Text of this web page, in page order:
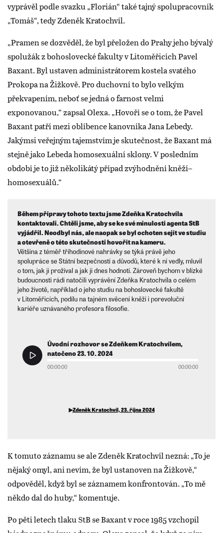
vyprávěl podle svazku „Florián“ také tajný spolupracovník
„Tomáš“, tedy Zdeněk Kratochvíl.
„Pramen se dozvěděl, že byl přeložen do Prahy jeho bývalý
spolužák z bohoslovecké fakulty v Litoměřicích Pavel
Baxant. Byl ustaven administrátorem kostela svatého
Prokopa na Žižkově. Pro duchovní to bylo velkým
překvapením, neboť se jedná o farnost velmi
exponovanou,“ zapsal Olexa. „Hovoří se o tom, že Pavel
Baxant patří mezi oblíbence kanovníka Jana Lebedy.
Jakýmsi veřejným tajemstvím je skutečnost, že Baxant má
stejně jako Lebeda homosexuální sklony. V posledním
období je to již několikátý případ zvýhodnění kněží–
homosexuálů.“
Během přípravy tohoto textu jsme Zdeňka Kratochvíla
kontaktovali. Chtěli jsme, aby se ke své minulosti agenta StB
vyjádřil. Neodbyl nás, ale naopak se byl ochoten sejít ve studiu
a otevřeně o této skutečnosti hovořit na kameru.
Většina z téměř tříhodinové nahrávky se týká právě jeho
spolupráce se Státní bezpečností a důvodů, které k ní vedly, mluvil
o tom, jak ji prožíval a jak ji dnes hodnotí. Zároveň bychom v blízké
budoucnosti rádi natočili vyprávění Zdeňka Kratochvíla o celém
jeho životě, například o jeho studiu na bohoslovecké fakultě
v Litoměřicích, podílu na tajném svěcení kněží i porevoluční
kariéře uznávaného profesora filosofie.
Úvodní rozhovor se Zdeňkem Kratochvílem,
natočeno 23. 10. 2024
00:00:00 00:00:00
▶Zdeněk Kratochvíl, 23. října 2024
K tomuto záznamu se ale Zdeněk Kratochvíl nezná: „To je
nějaký omyl, ani nevím, že byl ustanoven na Žižkově,“
odpověděl, když byl se záznamem konfrontován. „To mě
někdo dal do huby,“ komentuje.
Po pěti letech tlaku StB se Baxant v roce 1985 vzchopil